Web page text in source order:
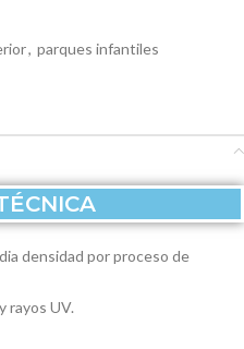
, parques infantiles
densidad por proceso de
rayos UV.